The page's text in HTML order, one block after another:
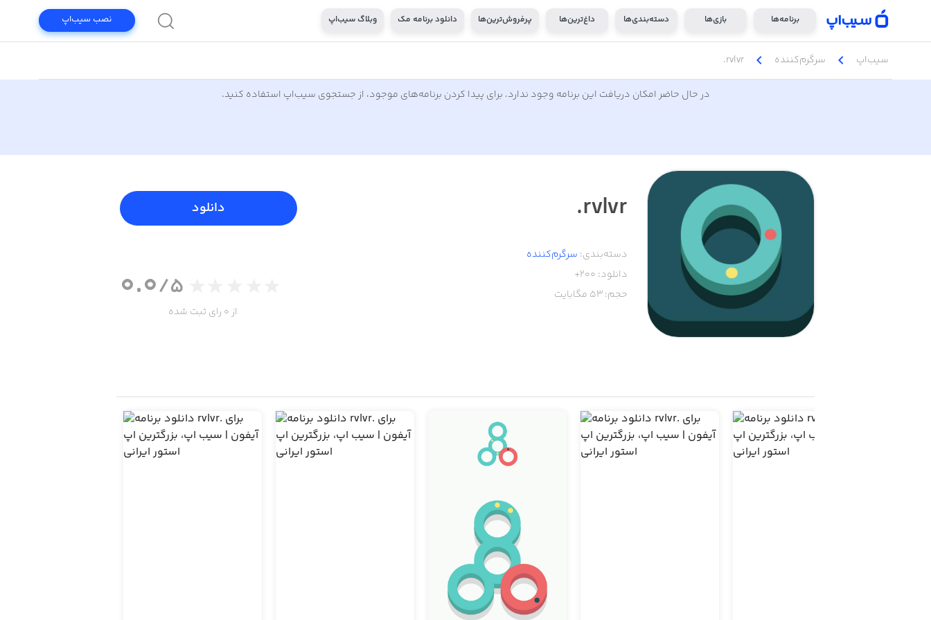
برنامه‌ها بازی‌ها دسته‌بندی‌ها داغ‌ترین‌ها پرفروش‌ترین‌ها دانلود برنامه مک وبلاگ سیب‌اپ نصب سیب‌اپ
سیب‌اپ chevron_left سرگرم‌کننده chevron_left
rvlvr.
در حال حاضر امکان دریافت این برنامه وجود ندارد. برای پیدا کردن برنامه‌های موجود، از جستجوی سیب‌اپ استفاده کنید.
rvlvr.
دسته‌بندی: سرگرم‌کننده
دانلود: 200+
حجم:53 مگابایت
دانلود
0.0/5
از 0 رای ثبت شده